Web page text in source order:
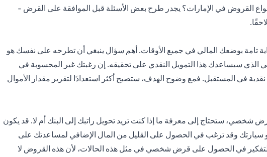
القروض في الإمارات؟ يجدر طرح بعض الأسئلة قبل الموافقة على القرض -
تامة بوضعك المالي في جميع الأوقات. أهم سؤال ينبغي أن تطرحه على نفسك هو
الذي سيساعدك هذا التمويل النقدي على تحقيقه. إن رغبتك غير المحسوبة في
في المستقبل. فمع وضوح الهدف، ستصبح أكثر استعدادًا لتقرير مقدار الأموال
ستحتاج إلى معرفة ما إذا كنت تريد تحويل راتبك إلى البنك أم لا. قد يكون
سيارتك وقد ترغب في الحصول على القليل من المال الإضافي لمساعدتك على
في الحصول على قرض شخصي في مثل هذه الحالات، لأن هذه القروض لا